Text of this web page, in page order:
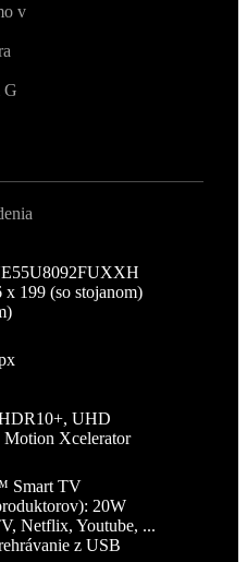
v
G
199 (so stojanom)
UHD
Xcelerator
Smart TV
20W
Netflix, Youtube, ...
z USB